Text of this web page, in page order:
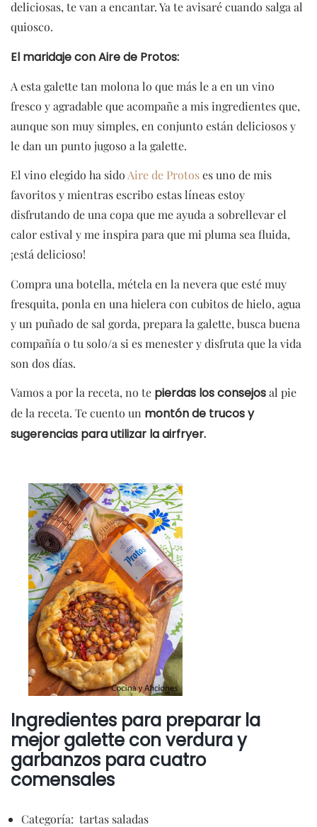
deliciosas, te van a encantar. Ya te avisaré cuando salga al
quiosco.
El maridaje con Aire de Protos:
A esta galette tan molona lo que más le a en un vino
fresco y agradable que acompañe a mis ingredientes que,
aunque son muy simples, en conjunto están deliciosos y
le dan un punto jugoso a la galette.
El vino elegido ha sidoAire de Protoses uno de mis
favoritos y mientras escribo estas líneas estoy
disfrutando de una copa que me ayuda a sobrellevar el
calor estival y me inspira para que mi pluma sea fluida,
¡está delicioso!
Compra una botella, métela en la nevera que esté muy
fresquita, ponla en una hielera con cubitos de hielo, agua
y un puñado de sal gorda, prepara la galette, busca buena
compañía o tu solo/a si es menester y disfruta que la vida
son dos días.
Vamos a por la receta, no te pierdas los consejosal pie
de la receta. Te cuento un montón de trucos y
sugerencias para utilizar la airfryer.
Ingredientes para preparar la
mejorgalette con verdura y
garbanzos para cuatro
comensales
Categoría: tartas saladas